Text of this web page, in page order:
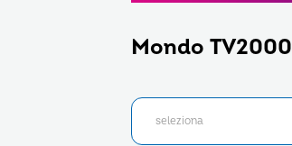
Mondo TV2000